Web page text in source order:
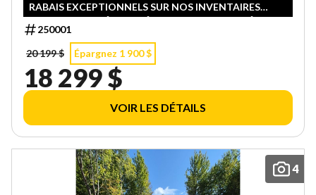
RABAIS EXCEPTIONNELS SUR NOS INVENTAIRES
2025! QUANTITÉS LIMITÉES — PREMIER ARRIVÉ,
PREMIER SERVI!
250001
20 199 $
Épargnez 1 900 $
18 299 $
VOIR LES DÉTAILS
4